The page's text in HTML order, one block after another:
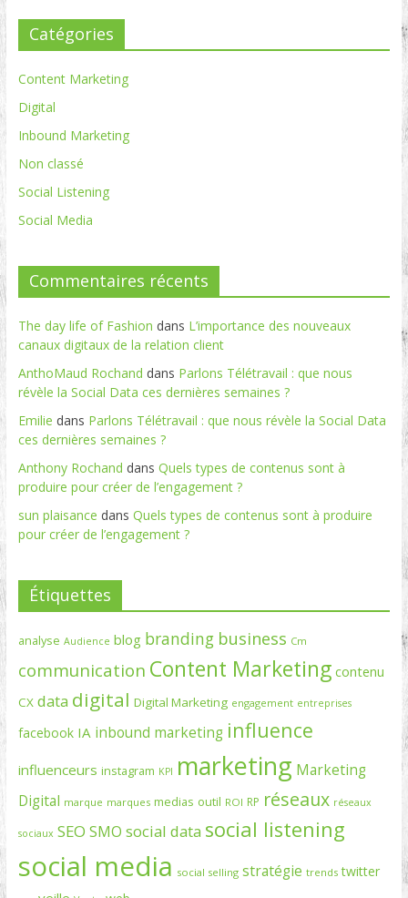
Catégories
Content Marketing
Digital
Inbound Marketing
Non classé
Social Listening
Social Media
Commentaires récents
The day life of Fashion dans L’importance des nouveaux
canaux digitaux de la relation client
AnthoMaud Rochand dans Parlons Télétravail : que nous
révèle la Social Data ces dernières semaines ?
Emilie dans Parlons Télétravail : que nous révèle la Social Data
ces dernières semaines ?
Anthony Rochand dans Quels types de contenus sont à
produire pour créer de l’engagement ?
sun plaisance dans Quels types de contenus sont à produire
pour créer de l’engagement ?
Étiquettes
analyse Audience blog branding business Cm
communication Content Marketing contenu
CX data digital Digital Marketing engagement entreprises
facebook IA inbound marketing influence
influenceurs instagram KPI marketing Marketing
Digital marque marques medias outil ROI RP réseaux réseaux
sociaux SEO SMO social data social listening
social media social selling stratégie trends twitter